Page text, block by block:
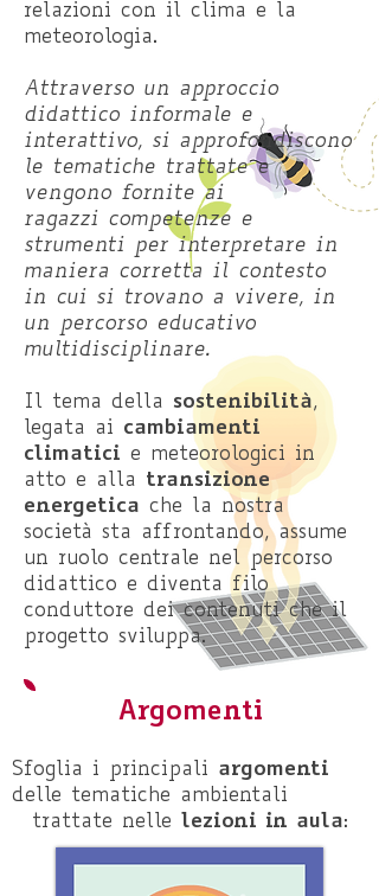
relazioni con il clima e la
meteorologia.
Attraverso un approccio
didattico informale e
interattivo, si approfondiscono
le tematiche trattate e
vengono fornite ai
ragazzi competenze e
strumenti per interpretare in
maniera corretta il contesto
in cui si trovano a vivere, in
un percorso educativo
multidisciplinare.
Il tema della sostenibilità,
legata ai cambiamenti
climatici e meteorologici in
atto e alla transizione
energetica che la nostra
società sta affrontando, assume
un ruolo centrale nel percorso
didattico e diventa filo
conduttore dei contenutiche il
progetto sviluppa.
Argomenti
Sfoglia i principali argomenti
delle tematiche ambientali
trattate nelle
lezioni in aula: